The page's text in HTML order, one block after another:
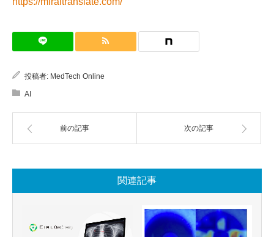
投稿者: MedTech Online
AI
前の記事 次の記事
関連記事